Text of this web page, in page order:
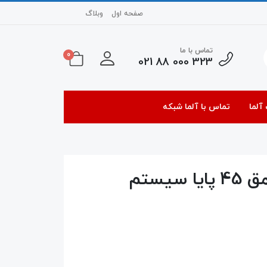
صفحه اول وبلاگ
تماس با ما
323 000 88 021
0
تماس با آلما شبکه